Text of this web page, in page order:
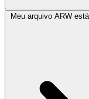
Meu arquivo ARW